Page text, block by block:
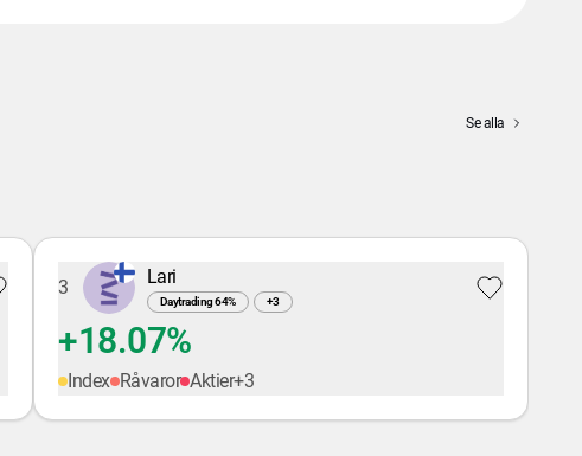
Se alla
3 Lari
Daytrading64% +3
+18.07%
Index Råvaror Aktier+3